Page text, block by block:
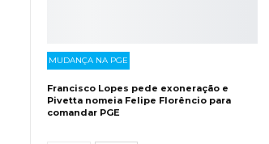
MUDANÇA NA PGE
Francisco Lopes pede exoneração e
Pivetta nomeia Felipe Florêncio para
comandar PGE